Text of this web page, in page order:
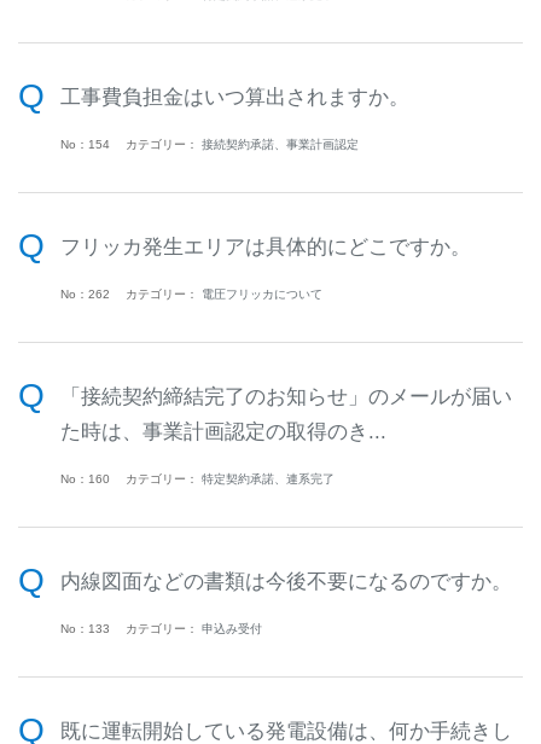
工事費負担金はいつ算出されますか。
No：154 カテゴリー： 接続契約承諾、事業計画認定
フリッカ発生エリアは具体的にどこですか。
No：262 カテゴリー： 電圧フリッカについて
「接続契約締結完了のお知らせ」のメールが届い
た時は、事業計画認定の取得のき...
No：160 カテゴリー： 特定契約承諾、連系完了
内線図面などの書類は今後不要になるのですか。
No：133 カテゴリー： 申込み受付
既に運転開始している発電設備は、何か手続きし